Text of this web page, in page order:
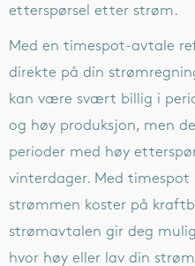
etterspørsel etter strøm.
Med en timespot-avtale
direkte på din
kan være svært billig i
og høy produksjon, men
perioder med høy
vinterdager. Med
strømmen koster på
strømavtalen gir deg
hvor høy eller lav din